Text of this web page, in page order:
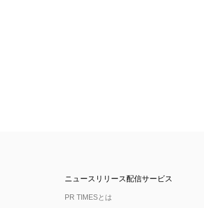
ニュースリリース配信サービス
PR TIMESとは